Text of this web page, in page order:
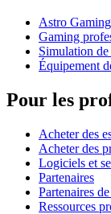
Astro Gaming
Gaming
Simulation de
Équipement
Pour les
Acheter des
Acheter des
Logiciels et
Partenaires
Partenaires
Ressources